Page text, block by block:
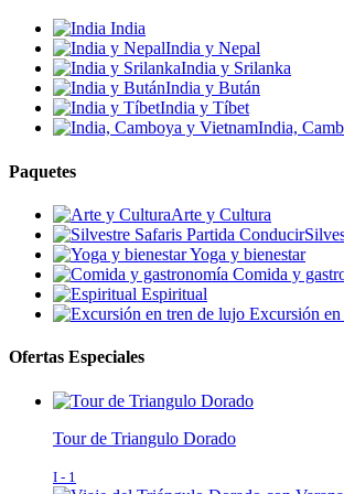
India
India y Nepal
India y Srilanka
India y Bután
India y Tíbet
India,
Paquetes
Arte y Cultura
Yoga y bienestar
Comida y
Espiritual
Excursión
Ofertas Especiales
Tour de Triangulo Dorado
I - 1